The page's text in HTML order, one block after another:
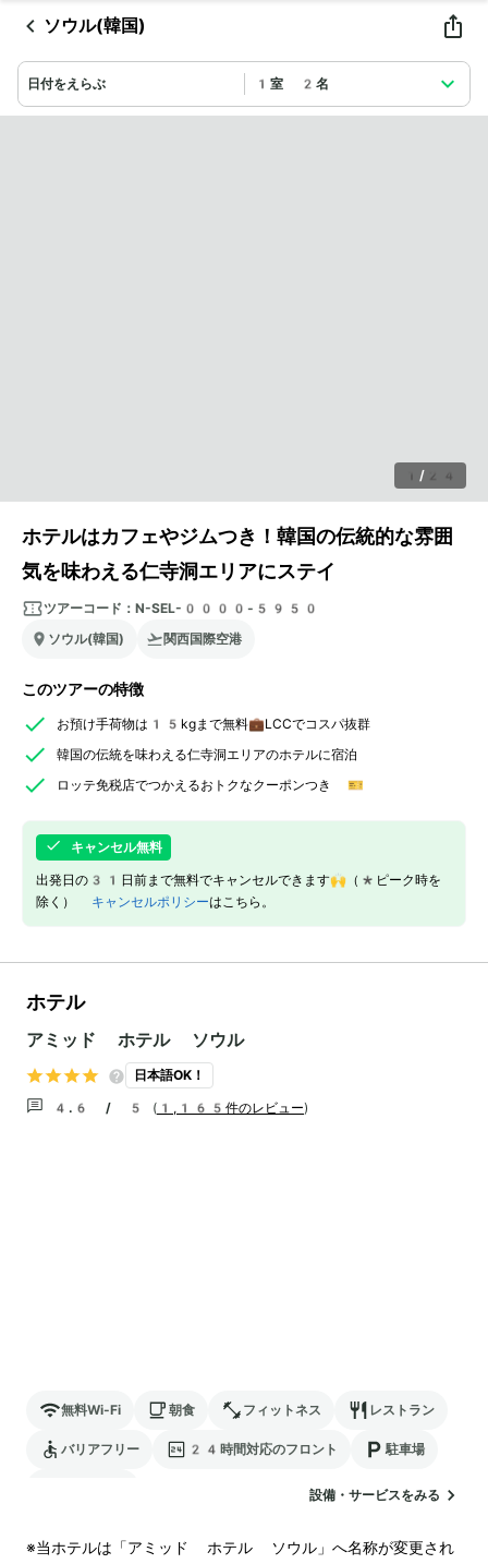
ソウル(韓国)
日付をえらぶ 1室 2名
1 / 24
ホテルはカフェやジムつき！韓国の伝統的な雰囲
気を味わえる仁寺洞エリアにステイ
ツアーコード： N-SEL-0000-5950
ソウル(韓国)
関西国際空港
このツアーの特徴
お預け手荷物は15kgまで無料💼LCCでコスパ抜群
韓国の伝統を味わえる仁寺洞エリアのホテルに宿泊
ロッテ免税店でつかえるおトクなクーポンつき 🎫
キャンセル無料
出発日の31日前まで無料でキャンセルできます🙌（*ピーク時を
除く） キャンセルポリシーはこちら。
ホテル
アミッド ホテル ソウル
日本語OK！
4.6 / 5 ( 1,165件のレビュー)
無料Wi-Fi 朝食 フィットネス レストラン
バリアフリー 24時間対応のフロント 駐車場
設備・サービスをみる
※当ホテルは「アミッド ホテル ソウル」へ名称が変更され